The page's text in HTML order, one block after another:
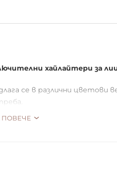
хайлайтери за
се в различни цветови